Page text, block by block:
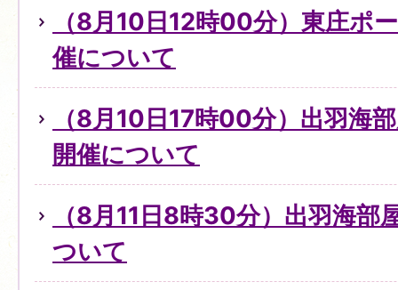
（8月10日12時00分）東庄ポ
催について
（8月10日17時00分）出羽海
開催について
（8月11日8時30分）出羽海部
ついて